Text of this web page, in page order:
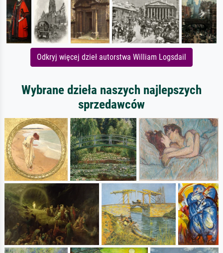
Odkryj więcej dzieł autorstwa William Logsdail
Wybrane dzieła naszych najlepszych
sprzedawców